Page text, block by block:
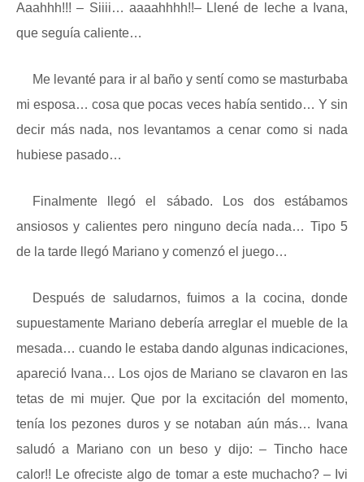
Aaahhh!!! – Siiii… aaaahhhh!!– Llené de leche a Ivana,
que seguía caliente…
Me levanté para ir al baño y sentí como se masturbaba
mi esposa… cosa que pocas veces había sentido… Y sin
decir más nada, nos levantamos a cenar como si nada
hubiese pasado…
Finalmente llegó el sábado. Los dos estábamos
ansiosos y calientes pero ninguno decía nada… Tipo 5
de la tarde llegó Mariano y comenzó el juego…
Después de saludarnos, fuimos a la cocina, donde
supuestamente Mariano debería arreglar el mueble de la
mesada… cuando le estaba dando algunas indicaciones,
apareció Ivana… Los ojos de Mariano se clavaron en las
tetas de mi mujer. Que por la excitación del momento,
tenía los pezones duros y se notaban aún más… Ivana
saludó a Mariano con un beso y dijo: – Tincho hace
calor!! Le ofreciste algo de tomar a este muchacho? – Ivi